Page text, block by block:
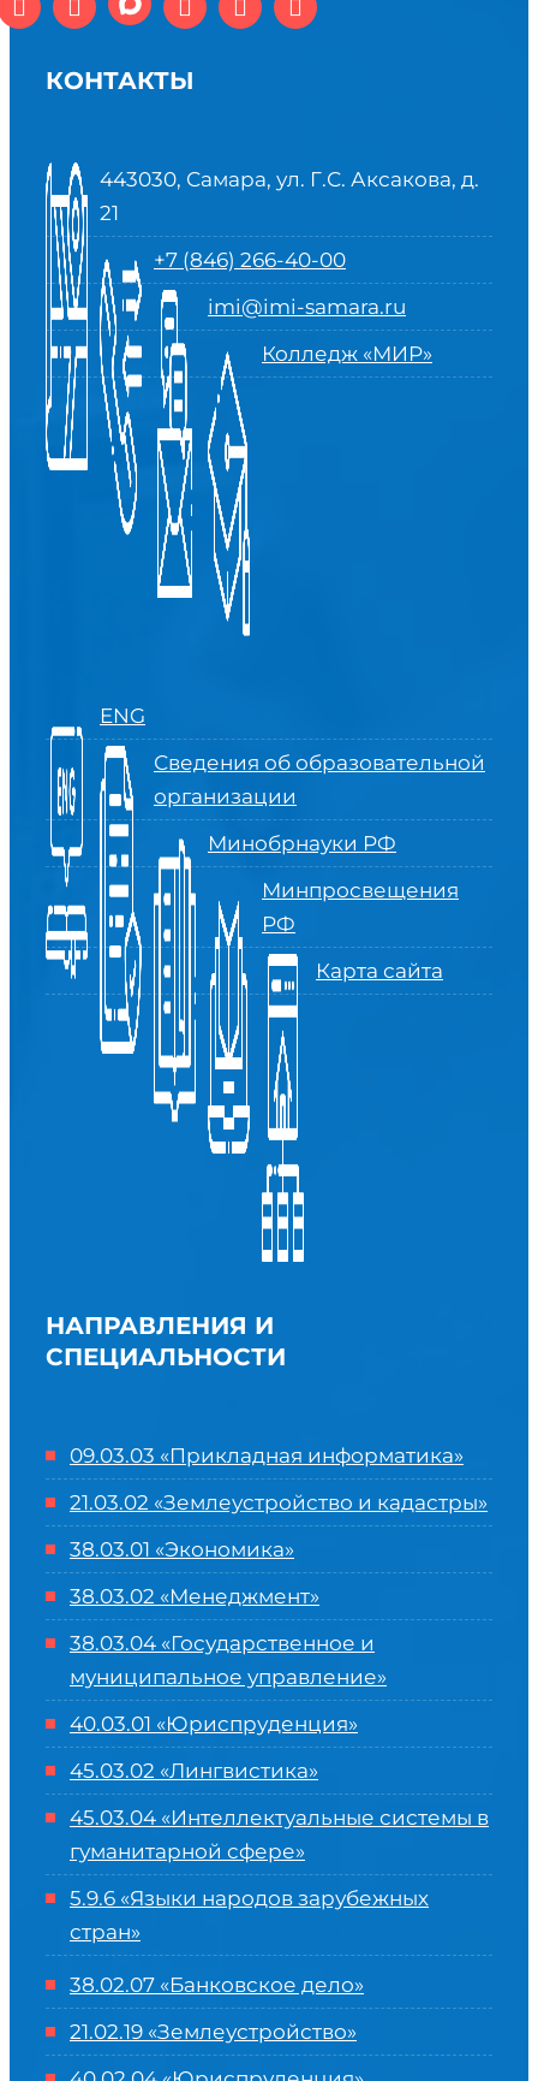
КОНТАКТЫ
443030, Самара, ул. Г.С. Аксакова, д.
21
+7 (846) 266-40-00
imi@imi-samara.ru
Колледж «МИР»
ENG
Сведения об образовательной
организации
Минобрнауки РФ
Минпросвещения
РФ
Карта сайта
НАПРАВЛЕНИЯ И
СПЕЦИАЛЬНОСТИ
09.03.03 «Прикладная информатика»
21.03.02 «Землеустройство и кадастры»
38.03.01 «Экономика»
38.03.02 «Менеджмент»
38.03.04 «Государственное и
муниципальное управление»
40.03.01 «Юриспруденция»
45.03.02 «Лингвистика»
45.03.04 «Интеллектуальные системы в
гуманитарной сфере»
5.9.6 «Языки народов зарубежных
стран»
38.02.07 «Банковское дело»
21.02.19 «Землеустройство»